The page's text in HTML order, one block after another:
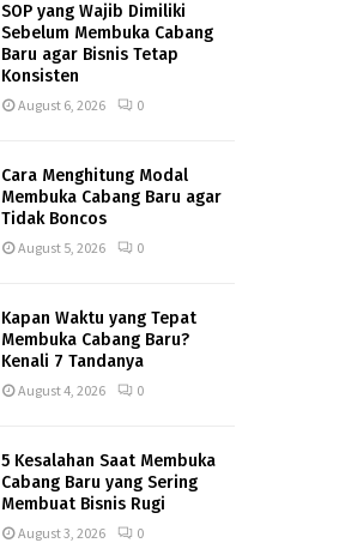
SOP yang Wajib Dimiliki
Sebelum Membuka Cabang
Baru agar Bisnis Tetap
Konsisten
August 6, 2026 0
Cara Menghitung Modal
Membuka Cabang Baru agar
Tidak Boncos
August 5, 2026 0
Kapan Waktu yang Tepat
Membuka Cabang Baru?
Kenali 7 Tandanya
August 4, 2026 0
5 Kesalahan Saat Membuka
Cabang Baru yang Sering
Membuat Bisnis Rugi
August 3, 2026 0